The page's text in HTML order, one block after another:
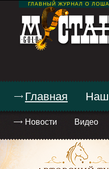
ГЛАВНЫЙ ЖУРНАЛ О
Главная
Новости Видео